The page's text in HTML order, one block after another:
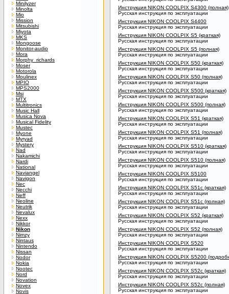
Minilyzer
Minolta
Mio
Mission
Mitsubishi
Miyota
MKS
Mongoose
Monitor-audio
Mora
Morphy_richards
Moser
Motorola
Moulinex
MPIO
MPS2000
Msi
MTX
Multitronics
Music Hall
Musica Nova
Musical Fidelity
Mustec
Myone
Myryad
Mystery
Nad
Nakamichi
Nardi
National
Naviangel
Navigon
Nec
Necchi
Neff
Neoline
Neutrik
Nevalux
Nexx
Nikkor
Nikon
Nimzy
Nintaus
Nintendo
Nissan
Nodor
Nokia
Nootec
Nord
Novation
Novex
Novis
Инструкция NIKON COOLPIX S4300 (полная)
Русская инструкция по эксплуатации
Инструкция NIKON COOLPIX S4400
Русская инструкция по эксплуатации
Инструкция NIKON COOLPIX S5 (краткая)
Русская инструкция по эксплуатации
Инструкция NIKON COOLPIX S5 (полная)
Русская инструкция по эксплуатации
Инструкция NIKON COOLPIX S50 (краткая)
Русская инструкция по эксплуатации
Инструкция NIKON COOLPIX S50 (полная)
Русская инструкция по эксплуатации
Инструкция NIKON COOLPIX S500 (краткая)
Русская инструкция по эксплуатации
Инструкция NIKON COOLPIX S500 (полная)
Русская инструкция по эксплуатации
Инструкция NIKON COOLPIX S51 (краткая)
Русская инструкция по эксплуатации
Инструкция NIKON COOLPIX S51 (полная)
Русская инструкция по эксплуатации
Инструкция NIKON COOLPIX S510 (краткая)
Русская инструкция по эксплуатации
Инструкция NIKON COOLPIX S510 (полная)
Русская инструкция по эксплуатации
Инструкция NIKON COOLPIX S5100
Русская инструкция по эксплуатации
Инструкция NIKON COOLPIX S51c (краткая)
Русская инструкция по эксплуатации
Инструкция NIKON COOLPIX S51c (полная)
Русская инструкция по эксплуатации
Инструкция NIKON COOLPIX S52 (краткая)
Русская инструкция по эксплуатации
Инструкция NIKON COOLPIX S52 (полная)
Русская инструкция по эксплуатации
Инструкция NIKON COOLPIX S520
Русская инструкция по эксплуатации
Инструкция NIKON COOLPIX S5200
Русская инструкция по эксплуатации
Инструкция NIKON COOLPIX S52c (краткая)
Русская инструкция по эксплуатации
Инструкция NIKON COOLPIX S52c (полная)
Русская инструкция по эксплуатации